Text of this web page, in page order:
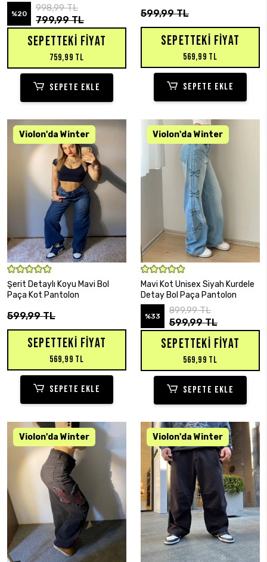
Pantolon
%20
998,99 TL
799,99 TL
SEPETTEKI FIYAT
759,99 TL
SEPETE EKLE
599,99 TL
SEPETTEKI FIYAT
569,99 TL
SEPETE EKLE
SEPETE EKLE
Şerit Detaylı Koyu Mavi Bol
Paça Kot Pantolon
599,99 TL
SEPETTEKI FIYAT
569,99 TL
SEPETE EKLE
SEPETE EKLE
Mavi Kot Unisex Siyah Kurdele
Detay Bol Paça Pantolon
%33
899,99 TL
599,99 TL
SEPETTEKI FIYAT
569,99 TL
SEPETE EKLE